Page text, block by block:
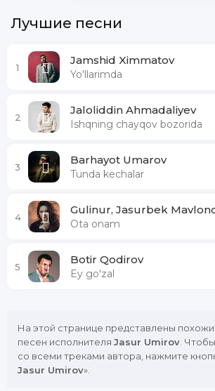
Лучшие песни
1
Jamshid Ximmatov
Yo'llarimda
2
Jaloliddin Ahmadaliyev
Ishqning chayqov bozorida
3
Barhayot Umarov
Tunda kechalar
4
Gulinur, Jasurbek
Ota onam
5
Botir Qodirov
Ey go'zal
На этой странице представлены
песен исполнителя Jasur Umirov .
со всеми треками автора, нажмите
Jasur Umirov».